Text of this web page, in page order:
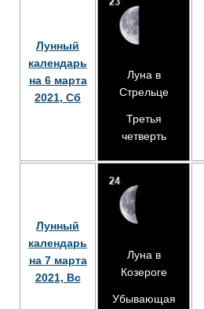
Лунный
календарь
на 6 марта
2021, Сб
Луна в
Стрельце
Третья
четверть
Лунный
календарь
на 7 марта
2021, Вс
Луна в
Козероге
Убывающая